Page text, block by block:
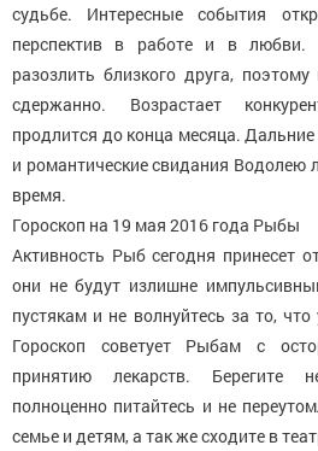
судьбе. Интересные события
перспектив в работе и в
разозлить близкого друга,
сдержанно. Возрастает
продлится до конца месяца.
и романтические свидания Водолею
время.
Гороскоп на 19 мая 2016 года Рыбы
Активность Рыб сегодня принесет
они не будут излишне
пустякам и не волнуйтесь за то,
Гороскоп советует Рыбам с
принятию лекарств. Берегите
полноценно питайтесь и не
семье и детям, а так же сходите в